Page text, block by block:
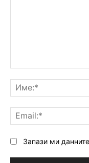
Запази ми